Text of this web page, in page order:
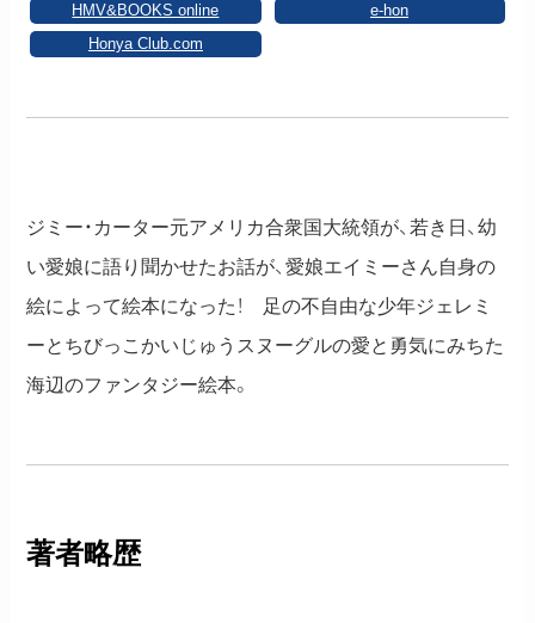
HMV&BOOKS online
e-hon
Honya Club.com
ジミー・カーター元アメリカ合衆国大統領が、若き日、幼
い愛娘に語り聞かせたお話が、愛娘エイミーさん自身の
絵によって絵本になった！ 足の不自由な少年ジェレミ
ーとちびっこかいじゅうスヌーグルの愛と勇気にみちた
海辺のファンタジー絵本。
著者略歴